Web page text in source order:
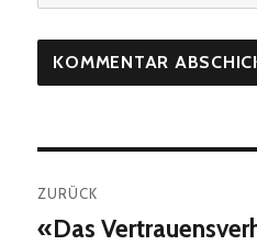
ZURÜCK
Vorheriger
«Das